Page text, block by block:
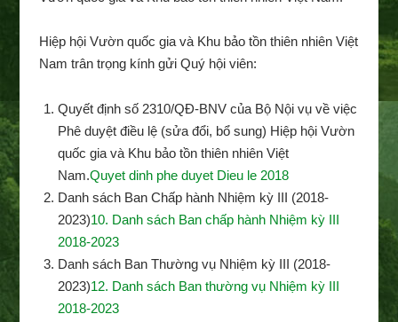
Hiệp hội Vườn quốc gia và Khu bảo tồn thiên nhiên Việt
Nam trân trọng kính gửi Quý hội viên:
Quyết định số 2310/QĐ-BNV của Bộ Nội vụ về việc
Phê duyệt điều lệ (sửa đổi, bổ sung) Hiệp hội Vườn
quốc gia và Khu bảo tồn thiên nhiên Việt
Nam.Quyet dinh phe duyet Dieu le 2018
Danh sách Ban Chấp hành Nhiệm kỳ III (2018-
2023)10. Danh sách Ban chấp hành Nhiệm kỳ III
2018-2023
Danh sách Ban Thường vụ Nhiệm kỳ III (2018-
2023)12. Danh sách Ban thường vụ Nhiệm kỳ III
2018-2023